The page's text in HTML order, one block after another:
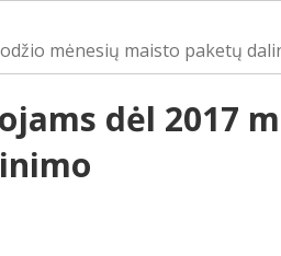
mėnesių maisto paketų
dėl 2017